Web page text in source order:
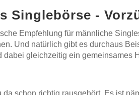
Singlebörse -
Empfehlung für männliche
Und natürlich gibt es durchaus
dabei gleichzeitig ein gemeinsames
schon richtig rausgehört. Es ist